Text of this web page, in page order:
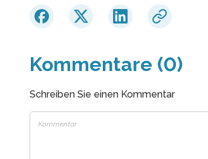
Kommentare (0)
Schreiben Sie einen Kommentar